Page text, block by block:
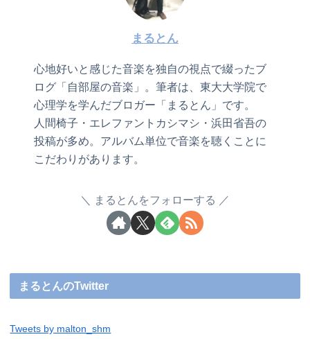
まるとん
心地好いと感じた音楽を独自の視点で綴ったブ
ログ「自部屋の音楽」。筆者は、東大大学院で
心理学を学んだブロガー「まるとん」です。
人間椅子・エレファントカシマシ・浜田省吾の
投稿が多め。アルバム単位で音楽を聴くことに
こだわりがあります。
まるとんをフォローする
まるとんのTwitter
Tweets by malton_shm